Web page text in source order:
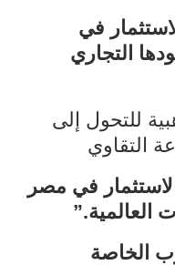
في
التجاري
للتحول إلى
التقاوي
في مصر
العالمية.”
الخاصة